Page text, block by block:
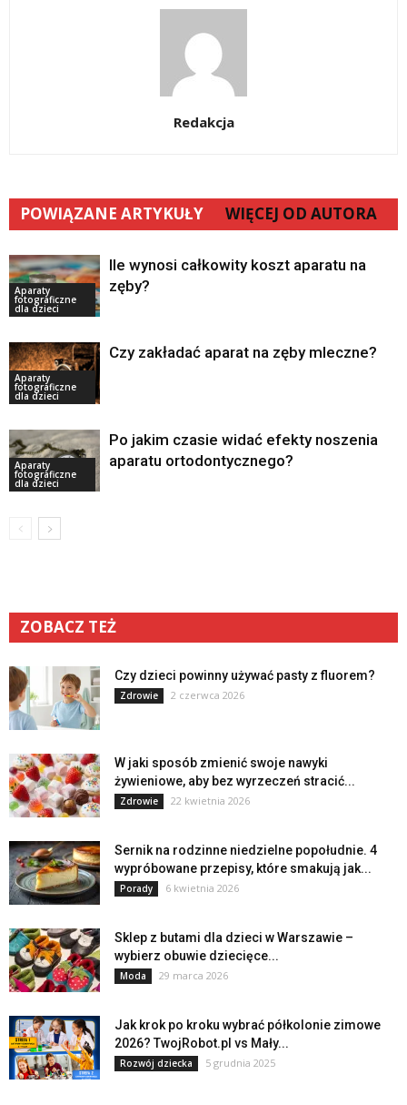
Redakcja
POWIĄZANE ARTYKUŁY WIĘCEJ OD AUTORA
Aparaty
fotograficzne
dla dzieci
Ile wynosi całkowity koszt aparatu na
zęby?
Aparaty
fotograficzne
dla dzieci
Czy zakładać aparat na zęby mleczne?
Aparaty
fotograficzne
dla dzieci
Po jakim czasie widać efekty noszenia
aparatu ortodontycznego?
ZOBACZ TEŻ
Czy dzieci powinny używać pasty z fluorem?
Zdrowie 2 czerwca 2026
W jaki sposób zmienić swoje nawyki
żywieniowe, aby bez wyrzeczeń stracić...
Zdrowie 22 kwietnia 2026
Sernik na rodzinne niedzielne popołudnie. 4
wypróbowane przepisy, które smakują jak...
Porady 6 kwietnia 2026
Sklep z butami dla dzieci w Warszawie –
wybierz obuwie dziecięce...
Moda 29 marca 2026
Jak krok po kroku wybrać półkolonie zimowe
2026? TwojRobot.pl vs Mały...
Rozwój dziecka 5 grudnia 2025